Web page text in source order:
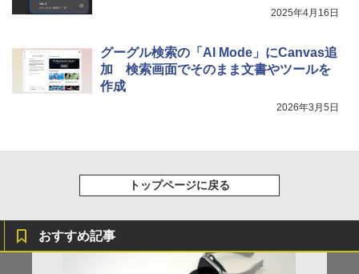
2025年4月16日
グーグル検索の「AI Mode」にCanvas追
加 検索画面でそのまま文書やツールを
作成
2026年3月5日
トップページに戻る
おすすめ記事